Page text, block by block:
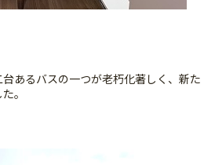
あるバスの一つが老朽化著しく、新た
。